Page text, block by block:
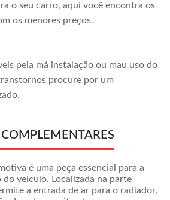
o seu carro, aqui você encontra os
os menores preços.
pela má instalação ou mau uso do
procure por um
é uma peça essencial para a
veículo. Localizada na parte
a entrada de ar para o radiador,